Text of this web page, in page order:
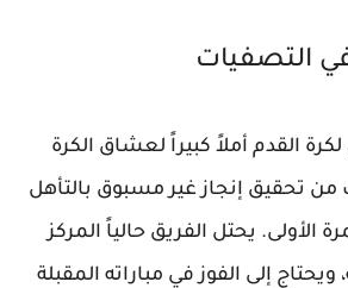
التصفيات
القدم أملاً كبيراً لعشاق الكرة
من تحقيق إنجاز غير مسبوق بالتأهل
الأولى. يحتل الفريق حالياً المركز
إلى الفوز في مباراته المقبلة